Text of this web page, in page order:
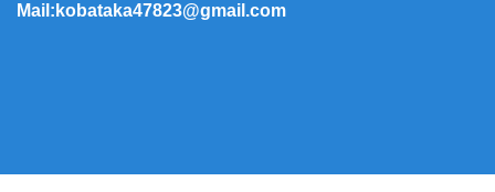
Mail:kobataka47823@gmail.com